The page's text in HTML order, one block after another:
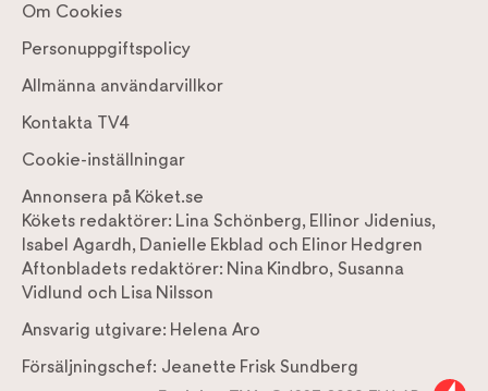
Om Cookies
Personuppgiftspolicy
Allmänna användarvillkor
Kontakta TV4
Cookie-inställningar
Annonsera på Köket.se
Kökets redaktörer: Lina Schönberg, Ellinor Jidenius,
Isabel Agardh, Danielle Ekblad och Elinor Hedgren
Aftonbladets redaktörer: Nina Kindbro, Susanna
Vidlund och Lisa Nilsson
Ansvarig utgivare: Helena Aro
Försäljningschef: Jeanette Frisk Sundberg